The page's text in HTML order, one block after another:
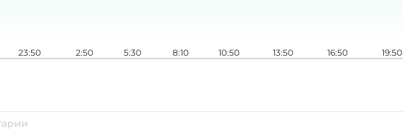
23:50 2:50 5:30 8:10 10:50 13:50 16:50 19:50